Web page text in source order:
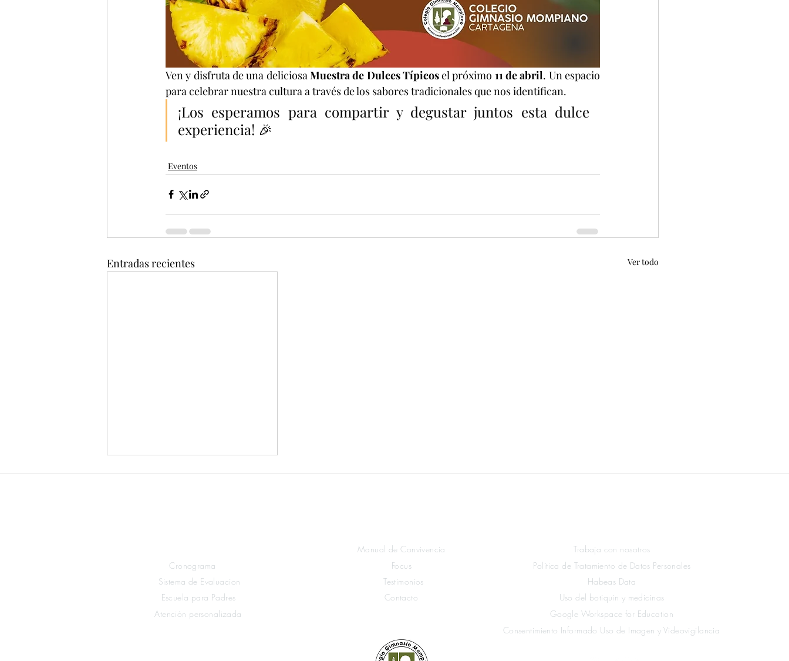
Ven y disfruta de una deliciosa Muestra de Dulces Típicos el próximo 11 de abril. Un espacio
para celebrar nuestra cultura a través de los sabores tradicionales que nos identifican.
¡Los esperamos para compartir y degustar juntos esta dulce
experiencia! 🎉
Eventos
Entradas recientes Ver todo
Día Mundial de
Concienciación sobre el
Cronograma
Sistema de Evaluacion
Escuela para Padres
Manual de Convivencia
Focus
Testimonios
Contacto
Atención personalizada
Trabaja con nosotros
Política de Tratamiento de Datos Personales
Habeas Data
Uso del botiquin y medicinas
Google Workspace for Education
Consentimiento Informado Uso de Imagen y Videovigilancia